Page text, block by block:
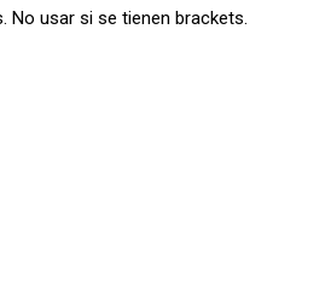
No usar si se tienen brackets.